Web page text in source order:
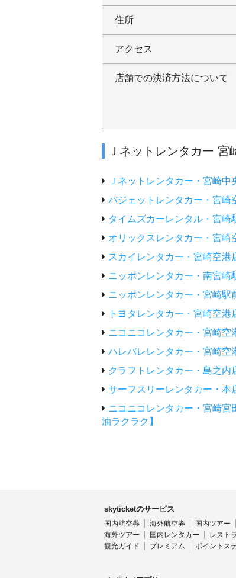
住所
アクセス
店舗での決済方法について
Ｊネットレンタカー
Ｊネットレンタカー・宮崎中
バジェットレンタカー・宮崎
タイムズカーレンタル・宮崎
オリックスレンタカー・宮崎
スカイレンタカー・宮崎空港
ニッポンレンタカー・南宮崎
ニッポンレンタカー・宮崎駅
トヨタレンタカー・宮崎空港
ニコニコレンタカー・宮崎空
ハレバレレンタカー・宮崎空
クラフトレンタカー・島之内
サーフスリーレンタカー・本
ニコニコレンタカー・宮崎
油ラクラク】